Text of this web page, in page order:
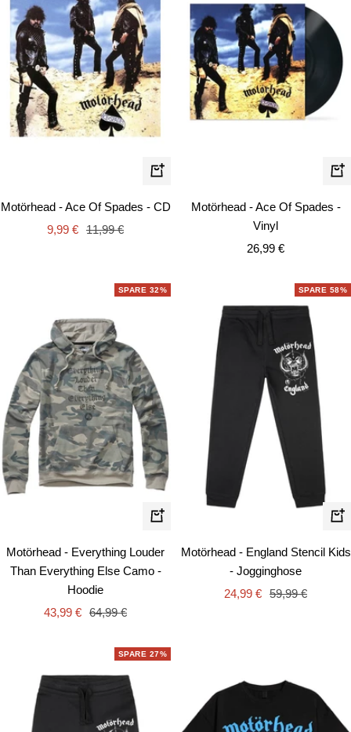
In
Motörhead - Ace Of Spades - CD
Angebotspreis
9,99 € Regulärer
11,99 €
In
Motörhead - Ace Of Spades -
Vinyl
Angebotspreis
26,99 €
SPARE 32%
Schnellansicht
Motörhead - Everything Louder
Than Everything Else Camo -
Hoodie
Angebotspreis
43,99 € Regulärer
64,99 €
SPARE 58%
Motörhead - England Stencil Kids
- Jogginghose
Angebotspreis
24,99 € Regulärer
59,99 €
SPARE 27%